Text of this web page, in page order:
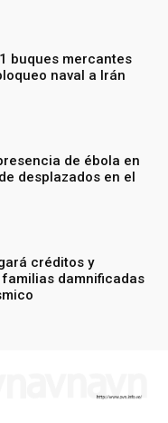
buques mercantes
naval a Irán
de ébola en
desplazados en el
créditos y
damnificadas